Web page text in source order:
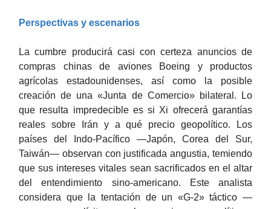
Perspectivas y escenarios
La cumbre producirá casi con certeza anuncios de
compras chinas de aviones Boeing y productos
agrícolas estadounidenses, así como la posible
creación de una «Junta de Comercio» bilateral. Lo
que resulta impredecible es si Xi ofrecerá garantías
reales sobre Irán y a qué precio geopolítico. Los
países del Indo-Pacífico —Japón, Corea del Sur,
Taiwán— observan con justificada angustia, temiendo
que sus intereses vitales sean sacrificados en el altar
del entendimiento sino-americano. Este analista
considera que la tentación de un «G-2» táctico —